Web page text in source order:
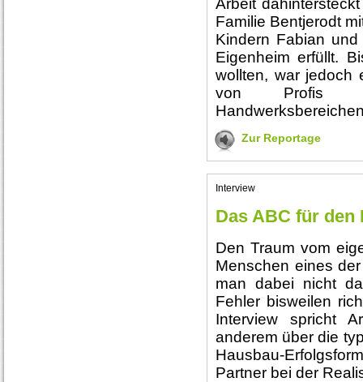
Arbeit
Familie Bentjerodt
Kindern Fabian
Eigenheim erfüllt.
wollten, war jedoch
von Profis
Zur Reportage
Interview
Das ABC für den
Den Traum vom
Menschen eines
man dabei nicht
Fehler bisweilen
Interview spricht
anderem über die
Hausbau-
Partner bei der